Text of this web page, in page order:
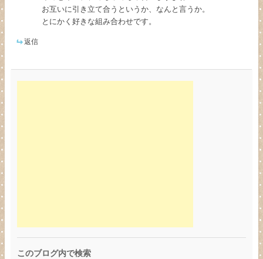
お互いに引き立て合うというか、なんと言うか。
とにかく好きな組み合わせです。
返信
このブログ内で検索